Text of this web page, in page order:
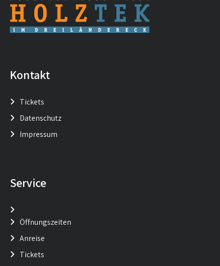
Kontakt
Tickets
Datenschutz
Impressum
Service
Öffnungszeiten
Anreise
Tickets